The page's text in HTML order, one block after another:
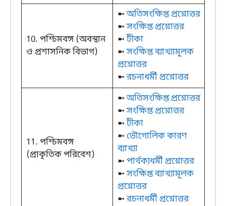
10. পশ্চিমবঙ্গ (অবস্থান
ও প্রশাসনিক বিভাগ)
➼অতিসংক্ষিপ্ত প্রশ্নোত্তর
➼সংক্ষিপ্ত প্রশ্নোত্তর
➼টীকা
➼সংক্ষিপ্ত ব্যাখ্যামূলক
প্রশ্নোত্তর
➼রচনাধর্মী প্রশ্নোত্তর
11. পশ্চিমবঙ্গ
(প্রাকৃতিক পরিবেশ)
➼অতিসংক্ষিপ্ত প্রশ্নোত্তর
➼সংক্ষিপ্ত প্রশ্নোত্তর
➼টীকা
➼ ভৌগোলিক কারণ
ব্যাখ্যা
➼ পার্থক্যধর্মী প্রশ্নোত্তর
➼সংক্ষিপ্ত ব্যাখ্যামূলক
প্রশ্নোত্তর
➼রচনাধর্মী প্রশ্নোত্তর